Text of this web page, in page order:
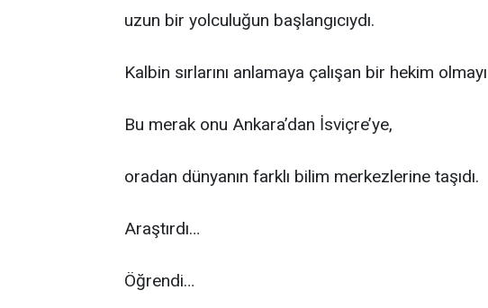
uzun bir yolculuğun başlangıcıydı.
Kalbin sırlarını anlamaya çalışan bir hekim
Bu merak onu Ankara’dan İsviçre’ye,
oradan dünyanın farklı bilim merkezlerine taşıdı.
Araştırdı…
Öğrendi…